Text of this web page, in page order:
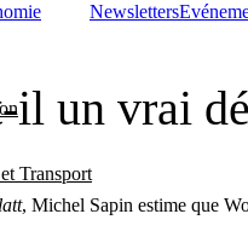
Transport
Newsletters
il un vrai
, Michel Sapin estime que